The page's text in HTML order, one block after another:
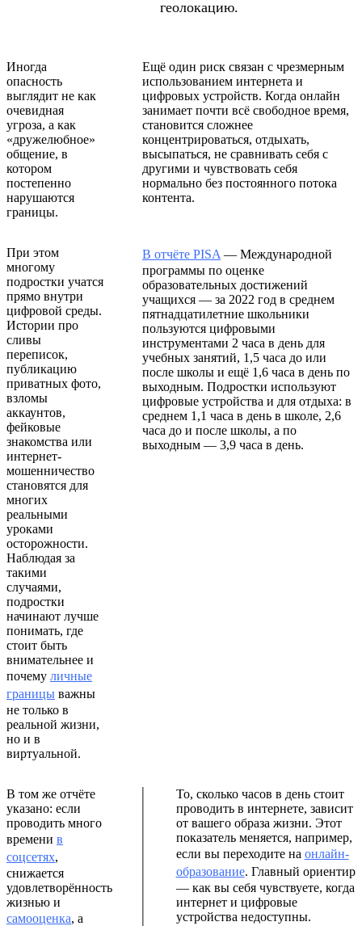
геолокацию.
Иногда
опасность
выглядит не как
очевидная
угроза, а как
«дружелюбное»
общение, в
котором
постепенно
нарушаются
границы.
Ещё один риск связан с чрезмерным
использованием интернета и
цифровых устройств. Когда онлайн
занимает почти всё свободное время,
становится сложнее
концентрироваться, отдыхать,
высыпаться, не сравнивать себя с
другими и чувствовать себя
нормально без постоянного потока
контента.
При этом
многому
подростки учатся
прямо внутри
цифровой среды.
Истории про
сливы
переписок,
публикацию
приватных фото,
взломы
аккаунтов,
фейковые
знакомства или
интернет-
мошенничество
становятся для
многих
реальными
уроками
осторожности.
Наблюдая за
такими
случаями,
подростки
начинают лучше
понимать, где
стоит быть
внимательнее и
почему личные
границы важны
не только в
реальной жизни,
но и в
виртуальной.
В отчёте PISA — Международной
программы по оценке
образовательных достижений
учащихся — за 2022 год в среднем
пятнадцатилетние школьники
пользуются цифровыми
инструментами 2 часа в день для
учебных занятий, 1,5 часа до или
после школы и ещё 1,6 часа в день по
выходным. Подростки используют
цифровые устройства и для отдыха: в
среднем 1,1 часа в день в школе, 2,6
часа до и после школы, а по
выходным — 3,9 часа в день.
В том же отчёте
указано: если
проводить много
времени в
соцсетях,
снижается
удовлетворённость
жизнью и
самооценка, а
То, сколько часов в день стоит
проводить в интернете, зависит
от вашего образа жизни. Этот
показатель меняется, например,
если вы переходите на онлайн-
образование. Главный ориентир
— как вы себя чувствуете, когда
интернет и цифровые
устройства недоступны.